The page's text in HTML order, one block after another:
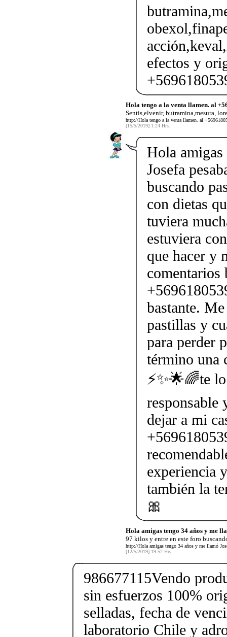
efectos y
Hola tengo a la venta llamen. al
Sentis,elvenir, butramina,mesura,
http://Hola tengo a la venta llamen. al
[15/5/2019] 1:24 Hrs.
Hola
Josefa
buscando
con dietas
tuviera
estuviera
que hacer y
comentarios
bastante.
pastillas y
para perder
término una
⚡✨🌟🌈te
responsable
dejar a mi
experiencia
también la
🎀
Hola amigas tengo 34 años y me
97 kilos y entre en este foro
http://Hola amigas tengo 34 años y me llamó
[12/5/2019] 19:52 Hrs.
986677115Vendo
sin esfuerzos 100%
selladas, fecha de
laboratorio Chile y